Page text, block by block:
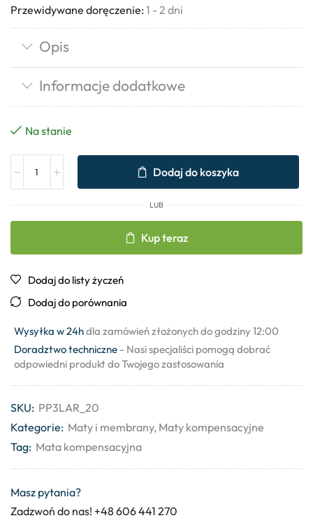
Przewidywane doręczenie: 1 - 2 dni
Opis
Informacje dodatkowe
Na stanie
Dodaj do koszyka
LUB
Kup teraz
Dodaj do listy życzeń
Dodaj do porównania
Wysyłka w 24hdla zamówień złożonych do godziny 12:00
Doradztwo techniczne - Nasi specjaliści pomogą dobrać
odpowiedni produkt do Twojego zastosowania
SKU: PP3LAR_20
Kategorie: Maty i membrany, Maty kompensacyjne
Tag: Mata kompensacyjna
Masz pytania?
Zadzwoń do nas! +48 606 441 270